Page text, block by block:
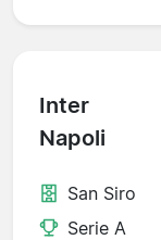
Inter
Napoli
San Siro
Serie A